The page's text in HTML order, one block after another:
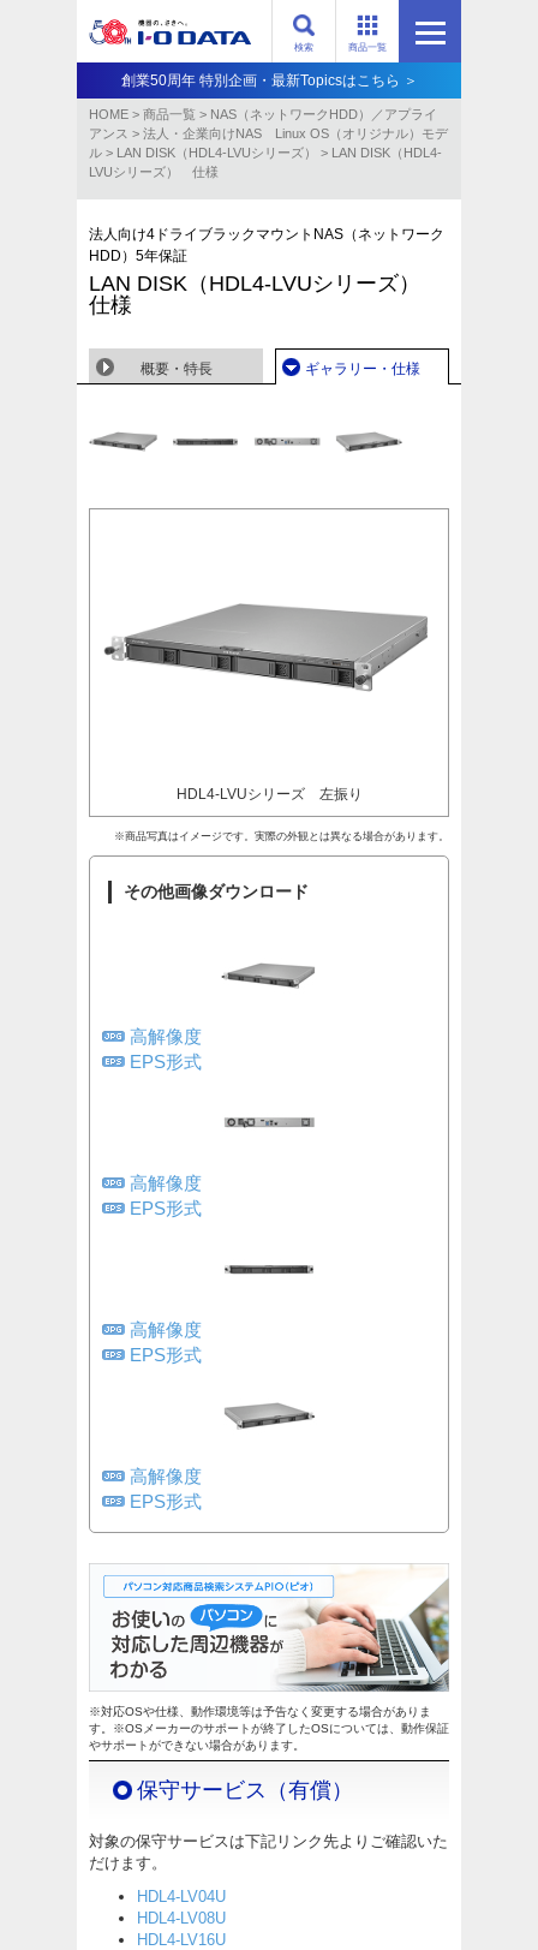
商品一覧
検索
創業50周年 特別企画・最新Topicsはこちら ＞
HOME > 商品一覧 > NAS（ネットワークHDD）／アプライ
アンス​ > 法人・企業向けNAS Linux OS（オリジナル）モデ
ル > LAN DISK（HDL4-LVUシリーズ） > LAN DISK（HDL4-
LVUシリーズ） 仕様
法人向け4ドライブラックマウントNAS（ネットワーク
HDD）5年保証
LAN DISK（HDL4-LVUシリーズ）
仕様
概要・特長 ギャラリー・仕様
HDL4-LVUシリーズ 左振り
※商品写真はイメージです。実際の外観とは異なる場合があります。
その他画像ダウンロード
高解像度
EPS形式
高解像度
EPS形式
高解像度
EPS形式
高解像度
EPS形式
※対応OSや仕様、動作環境等は予告なく変更する場合がありま
す。※OSメーカーのサポートが終了したOSについては、動作保証
やサポートができない場合があります。
保守サービス（有償）
対象の保守サービスは下記リンク先よりご確認いた
だけます。
HDL4-LV04U
HDL4-LV08U
HDL4-LV16U